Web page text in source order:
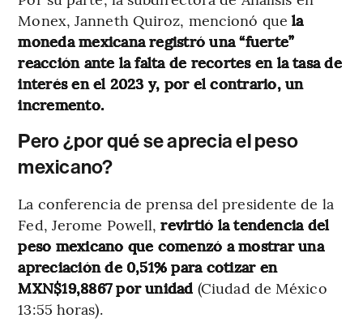
Monex, Janneth Quiroz, mencionó que la
moneda mexicana registró una “fuerte”
reacción ante la falta de recortes en la tasa de
interés en el 2023 y, por el contrario, un
incremento.
Pero ¿por qué se aprecia el peso
mexicano?
La conferencia de prensa del presidente de la
Fed, Jerome Powell,revirtió la tendencia del
peso mexicano que comenzó a mostrar una
apreciación de 0,51% para cotizar en
MXN$19,8867 por unidad (Ciudad de México
13:55 horas).